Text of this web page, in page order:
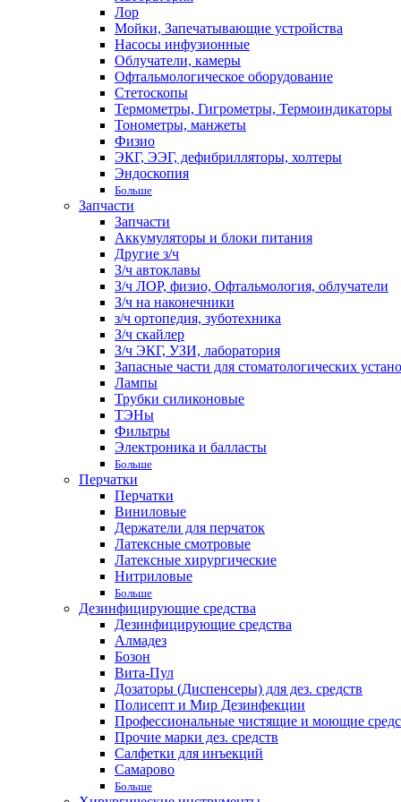
Лор
Мойки, Запечатывающие устройства
Насосы инфузионные
Облучатели, камеры
Офтальмологическое оборудование
Стетоскопы
Термометры, Гигрометры, Термоиндикаторы
Тонометры, манжеты
Физио
ЭКГ, ЭЭГ, дефибрилляторы, холтеры
Эндоскопия
Больше
Запчасти
Запчасти
Аккумуляторы и блоки питания
Другие з/ч
З/ч автоклавы
З/ч ЛОР, физио, Офтальмология, облучатели
З/ч на наконечники
з/ч ортопедия, зуботехника
З/ч скайлер
З/ч ЭКГ, УЗИ, лаборатория
Запасные части для стоматологических
Лампы
Трубки силиконовые
ТЭНы
Фильтры
Электроника и балласты
Больше
Перчатки
Перчатки
Виниловые
Держатели для перчаток
Латексные смотровые
Латексные хирургические
Нитриловые
Больше
Дезинфицирующие средства
Дезинфицирующие средства
Алмадез
Бозон
Вита-Пул
Дозаторы (Диспенсеры) для дез. средств
Полисепт и Мир Дезинфекции
Профессиональные чистящие и моющие
Прочие марки дез. средств
Салфетки для инъекций
Самарово
Больше